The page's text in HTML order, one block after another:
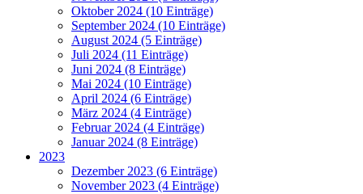
Oktober 2024 (10 Einträge)
September 2024 (10 Einträge)
August 2024 (5 Einträge)
Juli 2024 (11 Einträge)
Juni 2024 (8 Einträge)
Mai 2024 (10 Einträge)
April 2024 (6 Einträge)
März 2024 (4 Einträge)
Februar 2024 (4 Einträge)
Januar 2024 (8 Einträge)
2023
Dezember 2023 (6 Einträge)
November 2023 (4 Einträge)